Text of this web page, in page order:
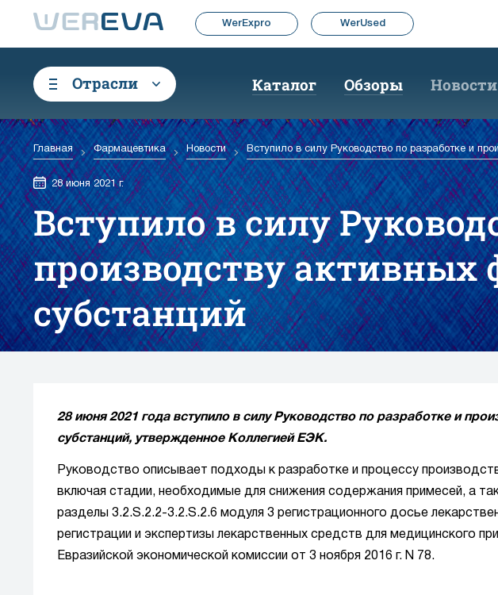
WerExpro WerUsed
Отрасли Каталог Обзоры Новости
Главная Фармацевтика Новости Вступило в силу Руководство по разработке и
28 июня 2021 г.
Вступило в силу
производству активных
субстанций
28 июня 2021 года вступило в силу Руководство по разработке и
субстанций, утвержденное Коллегией ЕЭК.
Руководство описывает подходы к разработке и процессу
включая стадии, необходимые для снижения содержания примесей, а
разделы 3.2.S.2.2-3.2.S.2.6 модуля 3 регистрационного досье
регистрации и экспертизы лекарственных средств для медицинского
Евразийской экономической комиссии от 3 ноября 2016 г. N 78.